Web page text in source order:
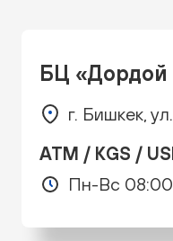
БЦ «Дордой
г. Бишкек,
ATM / KGS /
Пн-Вс